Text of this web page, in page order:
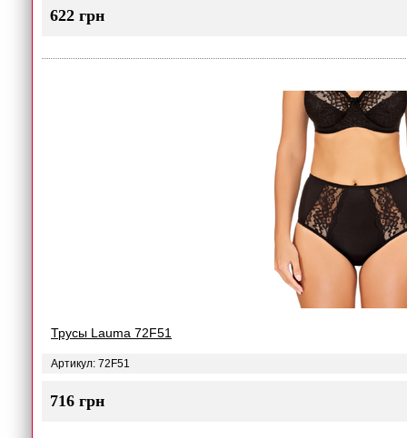
622 грн
Трусы Lauma 72F51
Артикул: 72F51
716 грн